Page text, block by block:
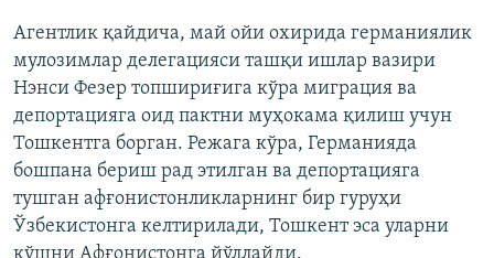
Агентлик қайдича, май ойи охирида германиялик
мулозимлар делегацияси ташқи ишлар вазири
Нэнси Фезер топшириғига кўра миграция ва
депортацияга оид пактни муҳокама қилиш учун
Тошкентга борган. Режага кўра, Германияда
бошпана бериш рад этилган ва депортацияга
тушган афғонистонликларнинг бир гуруҳи
Ўзбекистонга келтирилади, Тошкент эса уларни